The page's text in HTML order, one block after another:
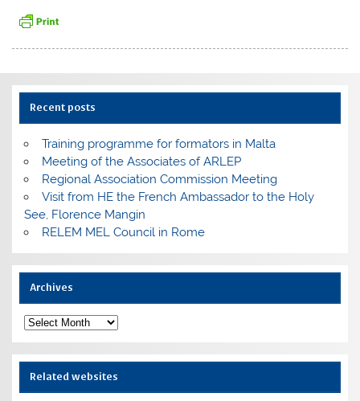
Recent posts
Training programme for formators in Malta
Meeting of the Associates of ARLEP
Regional Association Commission Meeting
Visit from HE the French Ambassador to the Holy
See, Florence Mangin
RELEM MEL Council in Rome
Archives
Archives
Related websites